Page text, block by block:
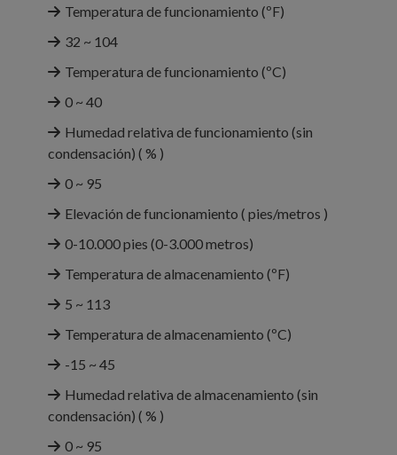
Temperatura de funcionamiento (ºF)
32 ~ 104
Temperatura de funcionamiento (ºC)
0 ~ 40
Humedad relativa de funcionamiento (sin
condensación) ( % )
0 ~ 95
Elevación de funcionamiento ( pies/metros )
0-10.000 pies (0-3.000 metros)
Temperatura de almacenamiento (ºF)
5 ~ 113
Temperatura de almacenamiento (ºC)
-15 ~ 45
Humedad relativa de almacenamiento (sin
condensación) ( % )
0 ~ 95